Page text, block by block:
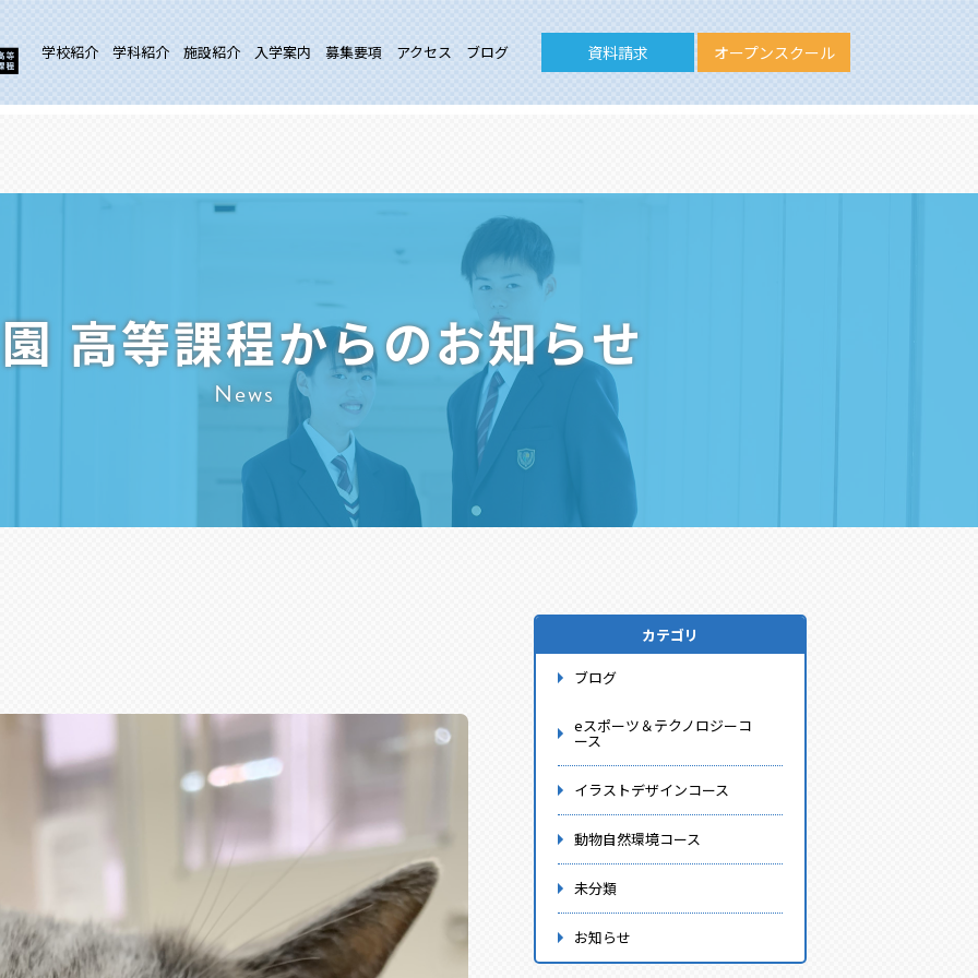
学校紹介 学科紹介 施設紹介 入学案内 募集要項 アクセス ブログ 資料請求 オープンスクール
高等課程からのお知らせ
News
カテゴリ
ブログ
eスポーツ＆テクノロジーコ
ース
イラストデザインコース
動物自然環境コース
未分類
お知らせ